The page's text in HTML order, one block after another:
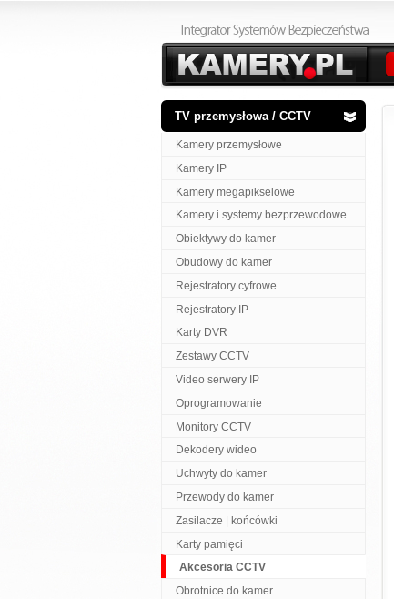
TV przemysłowa / CCTV
Kamery przemysłowe
Kamery IP
Kamery megapikselowe
Kamery i systemy bezprzewodowe
Obiektywy do kamer
Obudowy do kamer
Rejestratory cyfrowe
Rejestratory IP
Karty DVR
Zestawy CCTV
Video serwery IP
Oprogramowanie
Monitory CCTV
Dekodery wideo
Uchwyty do kamer
Przewody do kamer
Zasilacze | końcówki
Karty pamięci
Akcesoria CCTV
Obrotnice do kamer